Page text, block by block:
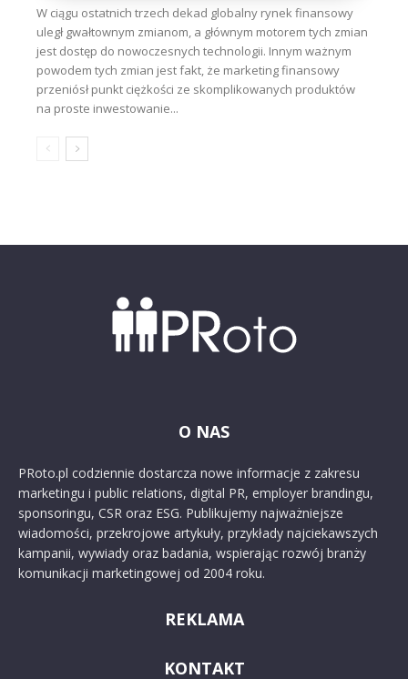
W ciągu ostatnich trzech dekad globalny rynek finansowy
uległ gwałtownym zmianom, a głównym motorem tych zmian
jest dostęp do nowoczesnych technologii. Innym ważnym
powodem tych zmian jest fakt, że marketing finansowy
przeniósł punkt ciężkości ze skomplikowanych produktów
na proste inwestowanie...
O NAS
PRoto.pl codziennie dostarcza nowe informacje z zakresu
marketingu i public relations, digital PR, employer brandingu,
sponsoringu, CSR oraz ESG. Publikujemy najważniejsze
wiadomości, przekrojowe artykuły, przykłady najciekawszych
kampanii, wywiady oraz badania, wspierając rozwój branży
komunikacji marketingowej od 2004 roku.
REKLAMA
KONTAKT